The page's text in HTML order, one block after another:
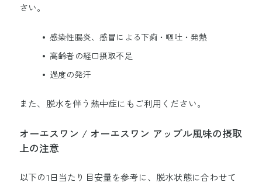
さい。
感染性腸炎、感冒による下痢・嘔吐・発熱
高齢者の経口摂取不足
過度の発汗
また、脱水を伴う熱中症にもご利用ください。
オーエスワン / オーエスワン アップル風味の摂取
上の注意
以下の1日当たり目安量を参考に、脱水状態に合わせて